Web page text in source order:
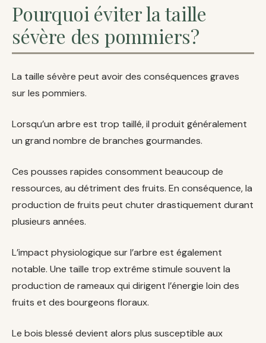
Pourquoi éviter la taille
sévère des pommiers?
La taille sévère peut avoir des conséquences graves
sur les pommiers.
Lorsqu’un arbre est trop taillé, il produit généralement
un grand nombre de branches gourmandes.
Ces pousses rapides consomment beaucoup de
ressources, au détriment des fruits. En conséquence, la
production de fruits peut chuter drastiquement durant
plusieurs années.
L’impact physiologique sur l’arbre est également
notable. Une taille trop extrême stimule souvent la
production de rameaux qui dirigent l’énergie loin des
fruits et des bourgeons floraux.
Le bois blessé devient alors plus susceptible aux